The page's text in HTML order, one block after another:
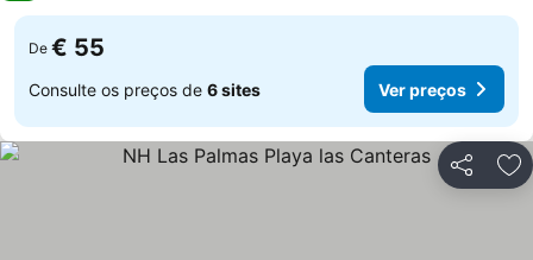
De € 55
Consulte os preços de 6 sites Ver preços
Partilhar